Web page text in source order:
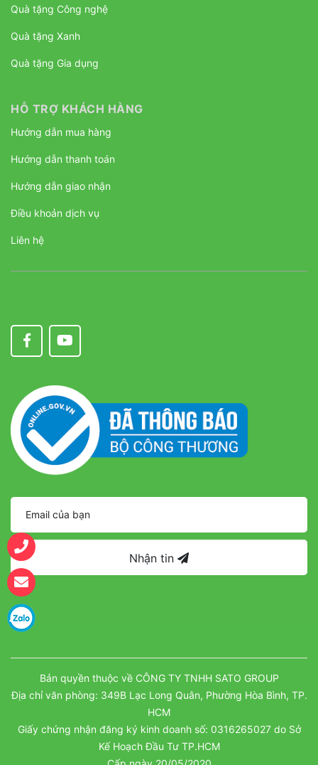
Quà tặng Công nghệ
Quà tặng Xanh
Quà tặng Gia dụng
HỖ TRỢ KHÁCH HÀNG
Hướng dẫn mua hàng
Hướng dẫn thanh toán
Hướng dẫn giao nhận
Điều khoản dịch vụ
Liên hệ
Nhận tin
Bản quyền thuộc về CÔNG TY TNHH SATO GROUP
Địa chỉ văn phòng: 349B Lạc Long Quân, Phường Hòa Bình, TP.
HCM
Giấy chứng nhận đăng ký kinh doanh số: 0316265027 do Sở
Kế Hoạch Đầu Tư TP.HCM